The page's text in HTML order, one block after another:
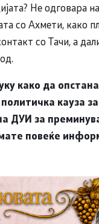
Не одговара
со Ахмети, како
со Тачи, а
како да
кауза
ДУИ за
повеќе